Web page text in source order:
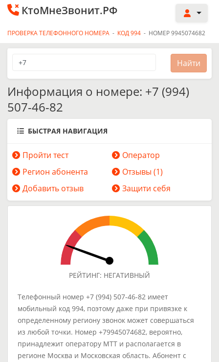
КтоМнеЗвонит.РФ
ПРОВЕРКА ТЕЛЕФОННОГО НОМЕРА - КОД 994 - НОМЕР 9945074682
Информация о номере: +7 (994)
507-46-82
БЫСТРАЯ НАВИГАЦИЯ
Пройти тест
Оператор
Регион абонента
Отзывы (1)
Добавить отзыв
Защити себя
РЕЙТИНГ: НЕГАТИВНЫЙ
Телефонный номер +7 (994) 507-46-82 имеет
мобильный код 994, поэтому даже при привязке к
определенному региону звонок может совершаться
из любой точки. Номер +79945074682, вероятно,
принадлежит оператору МТТ и располагается в
регионе Москва и Московская область. Абонент с